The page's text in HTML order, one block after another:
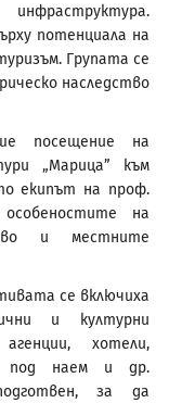
потенциала на
Групата се
наследство
посещение на
„Марица” към
екипът на проф.
на
и местните
се включиха
и културни
хотели,
под наем и др.
за да